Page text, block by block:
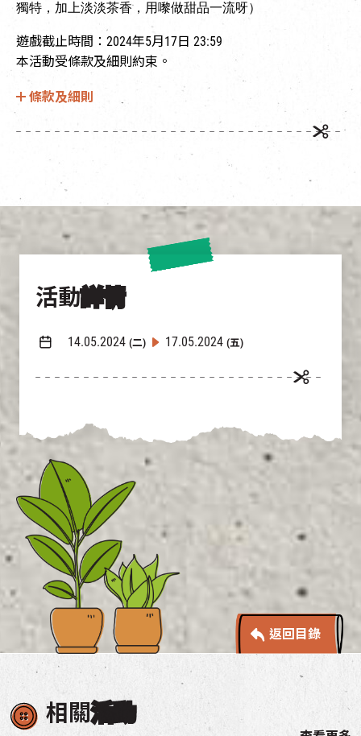
活動詳情
14.05.2024 (二) 17.05.2024 (五)
返回目錄
獨特，加上淡淡茶香，用嚟做甜品一流呀）
遊戲截止時間：2024年5月17日 23:59
本活動受條款及細則約束。
條款及細則
相關活動